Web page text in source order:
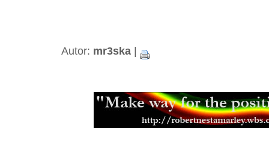
Beshara - 18 let kariéry a ádné
Black Roots a jejich militantní
Mikey Ras Starr, přítel Petera
Jamajská kapela Pentateuch
Bunny Striker Lee je příera
Autor: mr3ska